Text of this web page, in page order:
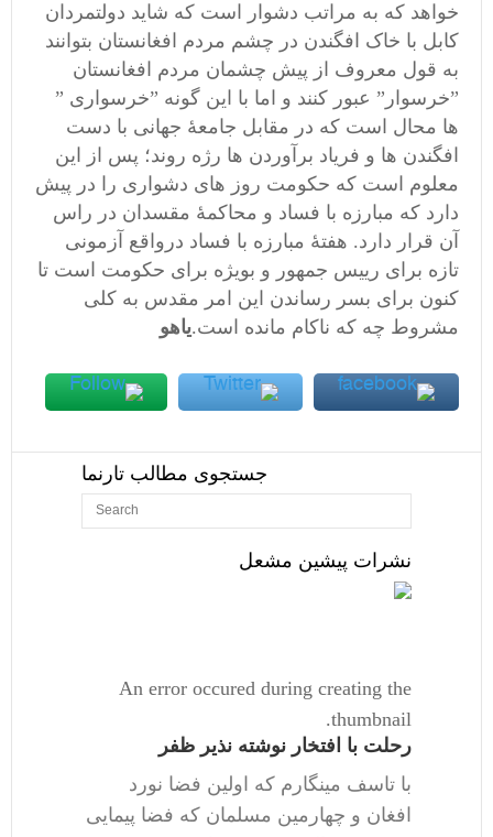
خواهد که به مراتب دشوار است که شاید دولتمردان
کابل با خاک افگندن در چشم مردم افغانستان بتوانند
به قول معروف از پیش چشمان مردم افغانستان
”خرسوار” عبور کنند و اما با این گونه ”خرسواری ”
ها محال است که در مقابل جامعۀ جهانی با دست
افگندن ها و فریاد برآوردن ها رژه روند؛ پس از این
معلوم است که حکومت روز های دشواری را در پیش
دارد که مبارزه با فساد و محاکمۀ مقسدان در راس
آن قرار دارد. هفتۀ مبارزه با فساد درواقع آزمونی
تازه برای رییس جمهور و بویژه برای حکومت است تا
کنون برای بسر رساندن این امر مقدس به کلی
مشروط چه که ناکام مانده است.یاهو
جستجوی مطالب تارنما
نشرات پیشین مشعل
An error occured during creating the
thumbnail.
رحلت با افتخار نوشته نذیر ظفر
با تاسف مینگارم که اولین فضا نورد
افغان و چهارمین مسلمان که فضا پیمایی